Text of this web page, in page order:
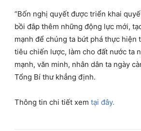
“Bốn nghị quyết được triển khai
bồi đắp thêm những động lực mới,
mạnh để chúng ta bứt phá thực hiện
tiêu chiến lược, làm cho đất nước ta
mạnh, văn minh, nhân dân ta ngày
Tổng Bí thư khẳng định.
Thông tin chi tiết xem tại đây.